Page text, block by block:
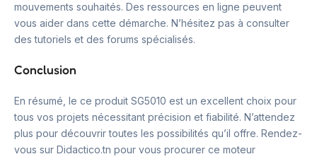
mouvements souhaités. Des ressources en ligne peuvent
vous aider dans cette démarche. N’hésitez pas à consulter
des tutoriels et des forums spécialisés.
Conclusion
En résumé, le ce produit SG5010 est un excellent choix pour
tous vos projets nécessitant précision et fiabilité. N’attendez
plus pour découvrir toutes les possibilités qu’il offre. Rendez-
vous sur Didactico.tn pour vous procurer ce moteur